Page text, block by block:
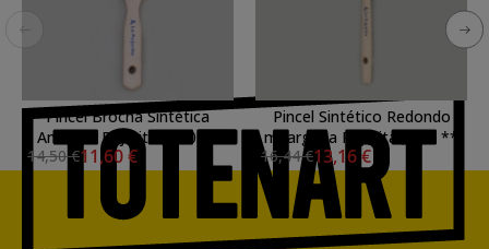
Pincel Brocha Sintética
Ancha la Pajarita ,nº60 **
14,50 €11,60 €
Pincel Sintético Redondo
m/largo la Pajarita ,nº25 **
16,44 €13,16 €